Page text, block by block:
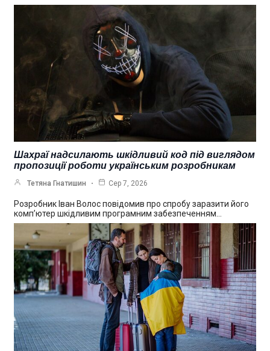
Шахраї надсилають шкідливий код під виглядом
пропозиції роботи українським розробникам
Тетяна Гнатишин Сер 7, 2026
Розробник Іван Волос повідомив про спробу заразити його
комп’ютер шкідливим програмним забезпеченням…